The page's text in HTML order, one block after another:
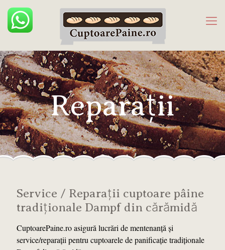
Reparaţii
Service / Reparaţii cuptoare pâine
tradiţionale Dampf din cărămidă
CuptoarePaine.ro asigură lucrări de mentenanţă şi
service/reparaţii pentru cuptoarele de panificaţie tradiţionale